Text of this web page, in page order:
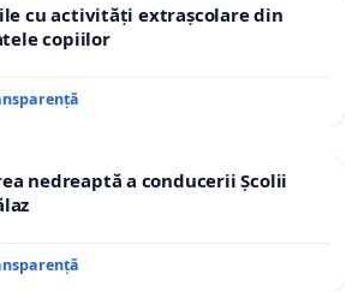
cu activități extrașcolare din
copiilor
nedreaptă a conducerii Școlii